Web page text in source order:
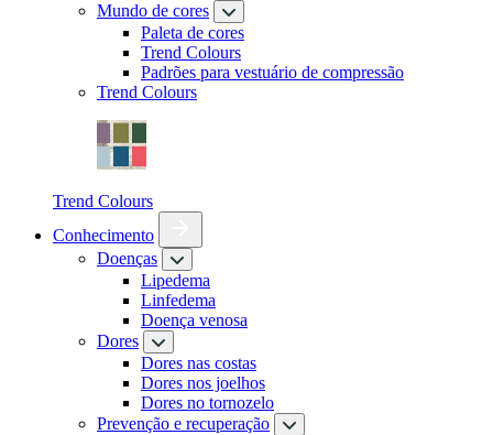
Mundo de cores
Paleta de cores
Trend Colours
Padrões para vestuário de compressão
Trend Colours
Trend Colours
Conhecimento
Doenças
Lipedema
Linfedema
Doença venosa
Dores
Dores nas costas
Dores nos joelhos
Dores no tornozelo
Prevenção e recuperação